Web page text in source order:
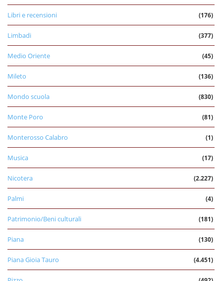
Libri e recensioni (176)
Limbadi (377)
Medio Oriente (45)
Mileto (136)
Mondo scuola (830)
Monte Poro (81)
Monterosso Calabro (1)
Musica (17)
Nicotera (2.227)
Palmi (4)
Patrimonio/Beni culturali (181)
Piana (130)
Piana Gioia Tauro (4.451)